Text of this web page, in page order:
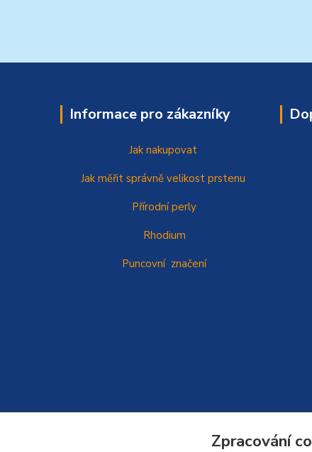
Informace pro zákazníky
Jak nakupovat
Jak měřit správněvelikost prstenu
Přírodní perly
Rhodium
Puncovní značení
Zpracování